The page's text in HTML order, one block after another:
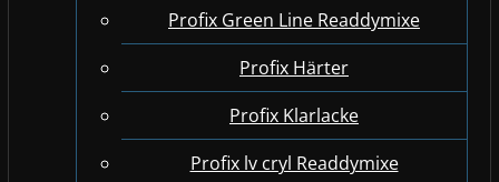
Profix Green Line Readdymixe
Profix Härter
Profix Klarlacke
Profix lv cryl Readdymixe